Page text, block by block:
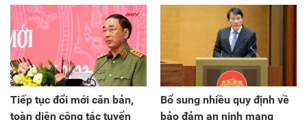
Tiếp tục đổi mới căn bản,
toàn diện công tác tuyển
Bổ sung nhiều quy định về
bảo đảm an ninh mạng